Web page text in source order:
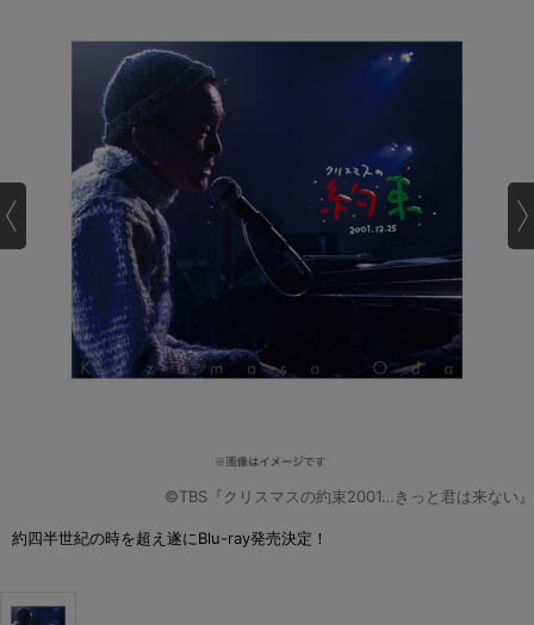
©TBS『クリスマスの約束2001…きっと君は来ない』
約四半世紀の時を超え遂にBlu-ray発売決定！